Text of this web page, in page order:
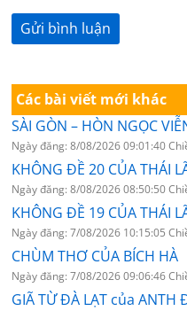
Các bài viết mới khác
SÀI GÒN – HÒN NGỌC
Ngày đăng: 8/08/2026 09:01:40
KHÔNG ĐỀ 20 CỦA THÁI
Ngày đăng: 8/08/2026 08:50:50
KHÔNG ĐỀ 19 CỦA THÁI
Ngày đăng: 7/08/2026 10:15:05
CHÙM THƠ CỦA BÍCH HÀ
Ngày đăng: 7/08/2026 09:06:46
GIÃ TỪ ĐÀ LẠT của ANTH